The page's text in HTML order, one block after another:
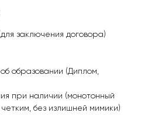
заключения договора)
образовании (Диплом,
при наличии (монотонный
без излишней мимики)